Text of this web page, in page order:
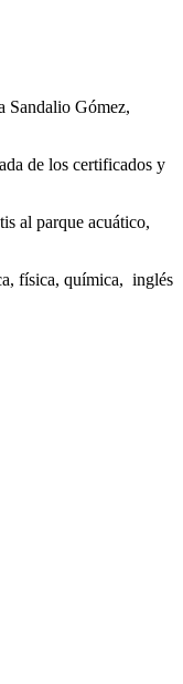
Sandalio Gómez,
de los certificados y
al parque acuático,
física, química, inglés